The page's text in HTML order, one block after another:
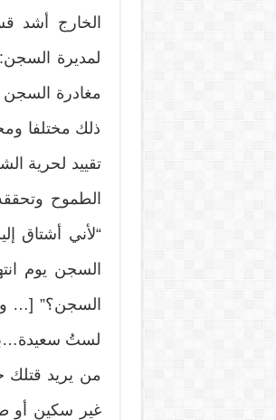
الخارج أشد
لمديرة
مغادرة السجن
ذلك مختلفا
تقييد لحرية
الطموح
“لأني أشتاق
السجن يوم
السجن؟” […
لستُ
من يريد قتلك
غير سكين أو